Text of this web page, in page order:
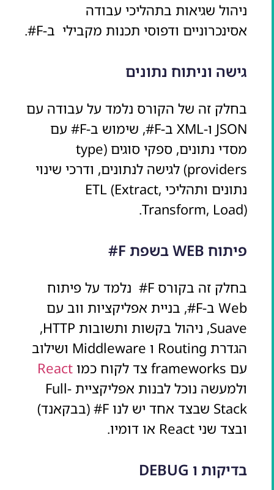
ניהול שגיאות בתהליכי עבודה
אסינכרוניים ודפוסי תכנות מקבילי ב-F#.
גישה וניתוח נתונים
בחלק זה של הקורס נלמד על עבודה עם
JSON ו-XML ב-F#, שימוש ב-F# עם
מסדי נתונים, ספקי סוגים (type
providers) לגישה לנתונים, ודרכי שינוי
נתונים ותהליכי ETL (Extract,
Transform, Load).
פיתוח WEB בשפת F#
בחלק זה בקורס F# נלמד על פיתוח
Web ב-F#, בניית אפליקציות ווב עם
Suave, ניהול בקשות ותשובות HTTP,
הגדרת Routing ו Middleware ושילוב
עם frameworks צד לקוח כמו
React
ולמעשה נוכל לבנות אפליקציית Full-
Stack שבצד אחד יש לנו F# (בבקאנד)
ובצד שני React או דומיו.
בדיקות ו DEBUG